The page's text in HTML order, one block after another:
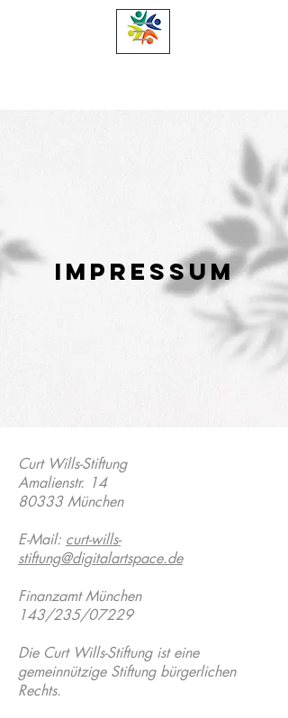
ImpressuM
Curt Wills-Stiftung
Amalienstr. 14
80333 München
E-Mail: curt-wills-
stiftung@digitalartspace.de
Finanzamt München
143/235/07229
Die Curt Wills-Stiftung ist eine
gemeinnützige Stiftung bürgerlichen
Rechts.